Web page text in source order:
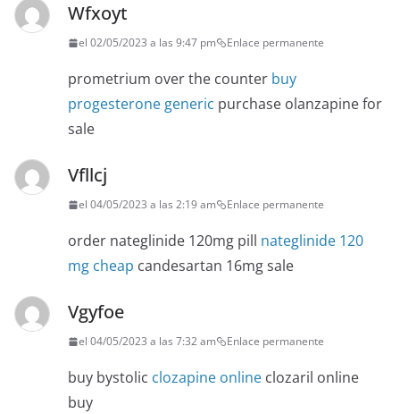
Wfxoyt
el 02/05/2023 a las 9:47 pm Enlace permanente
prometrium over the counter buy
progesterone generic purchase olanzapine for
sale
Vfllcj
el 04/05/2023 a las 2:19 am Enlace permanente
order nateglinide 120mg pill nateglinide 120
mg cheap candesartan 16mg sale
Vgyfoe
el 04/05/2023 a las 7:32 am Enlace permanente
buy bystolic clozapine online clozaril online
buy